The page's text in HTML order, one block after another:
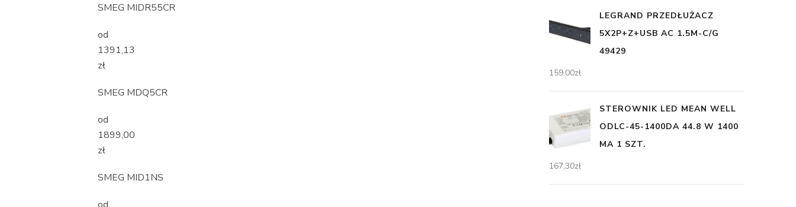
SMEG MIDR55CR
od
1391,13
zł
SMEG MDQ5CR
od
1899,00
zł
SMEG MID1NS
LEGRAND PRZEDŁUŻACZ
5X2P+Z+USB AC 1.5M-C/G
49429
159,00zł
STEROWNIK LED MEAN WELL
ODLC-45-1400DA 44.8 W 1400
MA 1 SZT.
167,30zł